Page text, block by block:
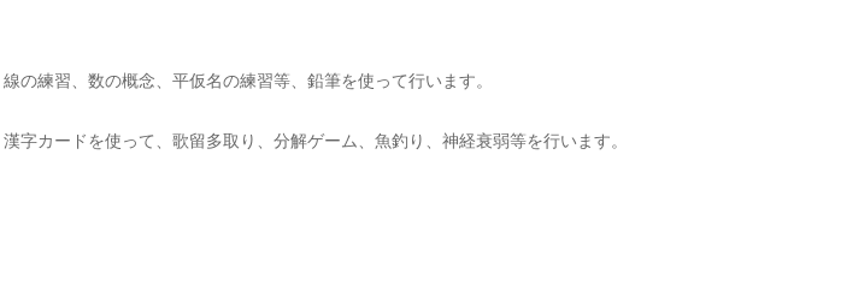
線の練習、数の概念、平仮名の練習等、鉛筆を使って行います。
漢字カードを使って、歌留多取り、分解ゲーム、魚釣り、神経衰弱等を行います。